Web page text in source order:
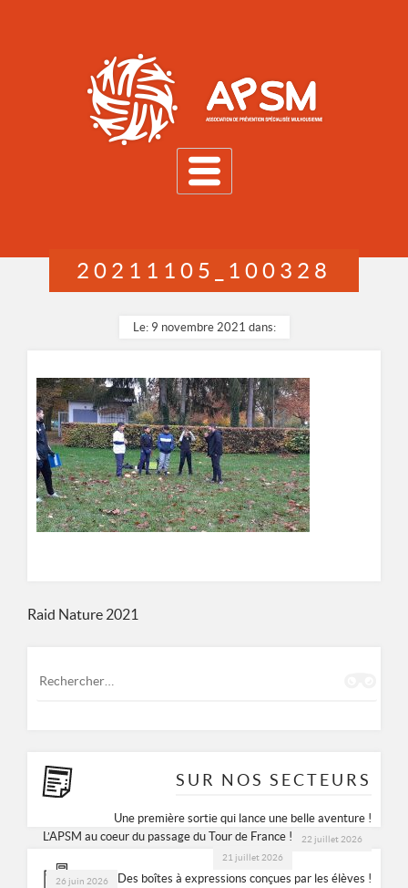
ASSOCIATION DE PRÉVENTION SPÉCIALISÉE MULHOUSIENNE
8 RUE DES CASTORS 68200 MULHOUSE
0389665677
MENU
20211105_100328
Le: 9 novembre 2021 dans:
Navigation
l’article
Raid Nature 2021
SUR NOS SECTEURS
Une première sortie qui lance une belle aventure !
22 juillet 2026
L’APSM au coeur du passage du Tour de France !
21 juillet 2026
Des boîtes à expressions conçues par les élèves !
26 juin 2026